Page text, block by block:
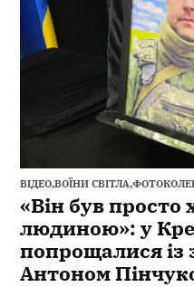
ВІДЕО,ВОЇНИ СВІТЛА,
«Він був
людиною»: у
попрощалися із
Антоном